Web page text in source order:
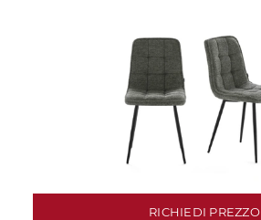
RICHIEDI PREZZO